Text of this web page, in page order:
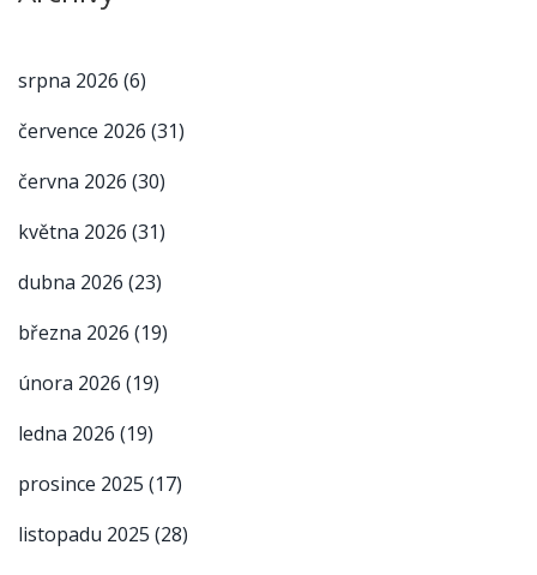
srpna 2026 (6)
července 2026 (31)
června 2026 (30)
května 2026 (31)
dubna 2026 (23)
března 2026 (19)
února 2026 (19)
ledna 2026 (19)
prosince 2025 (17)
listopadu 2025 (28)